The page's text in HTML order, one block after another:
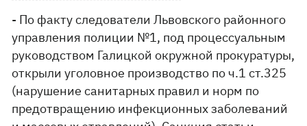
- По факту следователи Львовского районного
управления полиции №1, под процессуальным
руководством Галицкой окружной прокуратуры,
открыли уголовное производство по ч.1 ст.325
(нарушение санитарных правил и норм по
предотвращению инфекционных заболеваний